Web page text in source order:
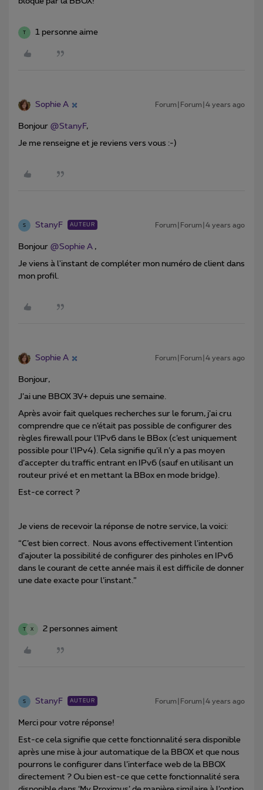
1 personne aime
Sophie A Forum|Forum|4 years ago
Bonjour @StanyF,
Je me renseigne et je reviens vers vous :-)
S StanyF AUTEUR Forum|Forum|4 years ago
Bonjour @Sophie A ,
Je viens à l'instant de compléter mon numéro de client dans
mon profil.
Sophie A Forum|Forum|4 years ago
Bonjour,
J’ai une BBOX 3V+ depuis une semaine.
Après avoir fait quelques recherches sur le forum, j’ai cru
comprendre que ce n’était pas possible de configurer des
règles firewall pour l’IPv6 dans le BBox (c’est uniquement
possible pour l’IPv4). Cela signifie qu’il n’y a pas moyen
d’accepter du traffic entrant en IPv6 (sauf en utilisant un
routeur privé et en mettant la BBox en mode bridge).
Est-ce correct ?
Je viens de recevoir la réponse de notre service, la voici:
“C’est bien correct. Nous avons effectivement l’intention
d’ajouter la possibilité de configurer des pinholes en IPv6
dans le courant de cette année mais il est difficile de donner
une date exacte pour l’instant.”
X 2 personnes aiment
S StanyF AUTEUR Forum|Forum|4 years ago
Merci pour votre réponse!
Est-ce cela signifie que cette fonctionnalité sera disponible
après une mise à jour automatique de la BBOX et que nous
pourrons le configurer dans l’interface web de la BBOX
directement ? Ou bien est-ce que cette fonctionnalité sera